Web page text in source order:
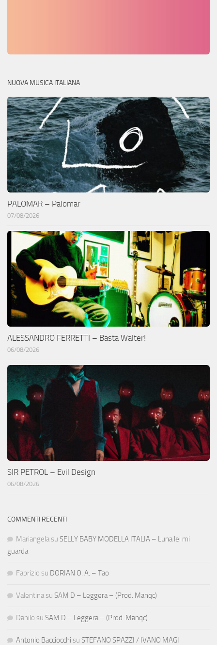
NUOVA MUSICA ITALIANA
PALOMAR – Palomar
07/08/2026
ALESSANDRO FERRETTI – Basta Walter!
06/08/2026
SIR PETROL – Evil Design
06/08/2026
COMMENTI RECENTI
Mariangela su SELLY BABY MODELLA ITALIA – Luna lei mi
guarda
Fabrizio su DORIAN O. A. – Tao
Valentina su SAM D – Leggera – (Prod. Manqc)
Danilo su SAM D – Leggera – (Prod. Manqc)
Antonio Bacciocchi su STEFANO SPAZZI / IVANO MAGI